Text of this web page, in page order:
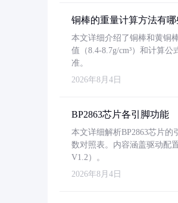
铜棒的重量计算方法有哪
本文详细介绍了铜棒和黄铜
值（8.4-8.7g/cm³）和计算
准。
2026年8月4日
BP2863芯片各引脚功能
本文详细解析BP2863芯片
数对照表。内容涵盖驱动配
V1.2）。
2026年8月4日